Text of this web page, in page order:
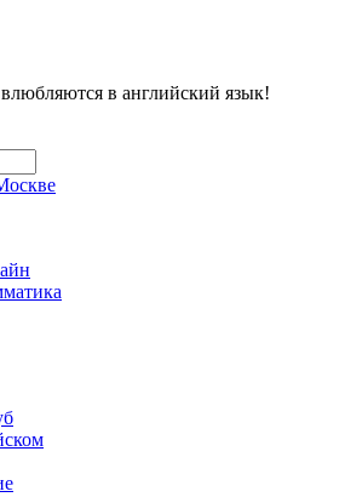
в английский язык!